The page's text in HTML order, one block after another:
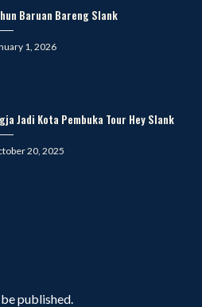
Baruan Bareng Slank
1, 2026
Jadi Kota Pembuka Tour Hey Slank
20, 2025
published.